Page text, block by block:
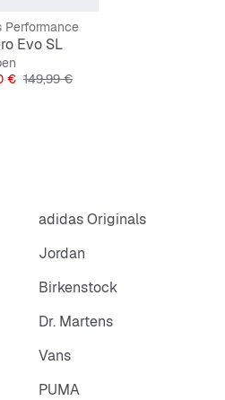
größer.
Performance
Evo SL
€ Originalpreis
149,99 €
adidas Originals
Jordan
Birkenstock
Dr. Martens
Vans
PUMA